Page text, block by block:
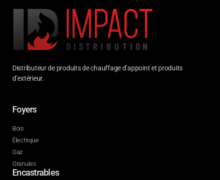
Distributeur de produits de chauffage d’appoint et produits
d’extérieur.
Foyers
Bois
Électrique
Gaz
Granules
Encastrables